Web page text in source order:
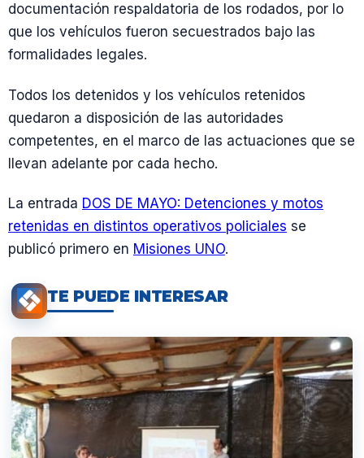
documentación respaldatoria de los rodados, por lo
que los vehículos fueron secuestrados bajo las
formalidades legales.
Todos los detenidos y los vehículos retenidos
quedaron a disposición de las autoridades
competentes, en el marco de las actuaciones que se
llevan adelante por cada hecho.
La entrada DOS DE MAYO: Detenciones y motos
retenidas en distintos operativos policiales se
publicó primero en Misiones UNO.
TE PUEDE INTERESAR